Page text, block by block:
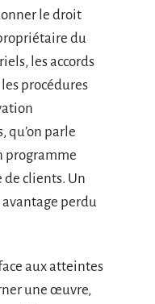
le droit
du
les accords
procédures
qu’on parle
programme
de clients. Un
avantage perdu
aux atteintes
une œuvre,